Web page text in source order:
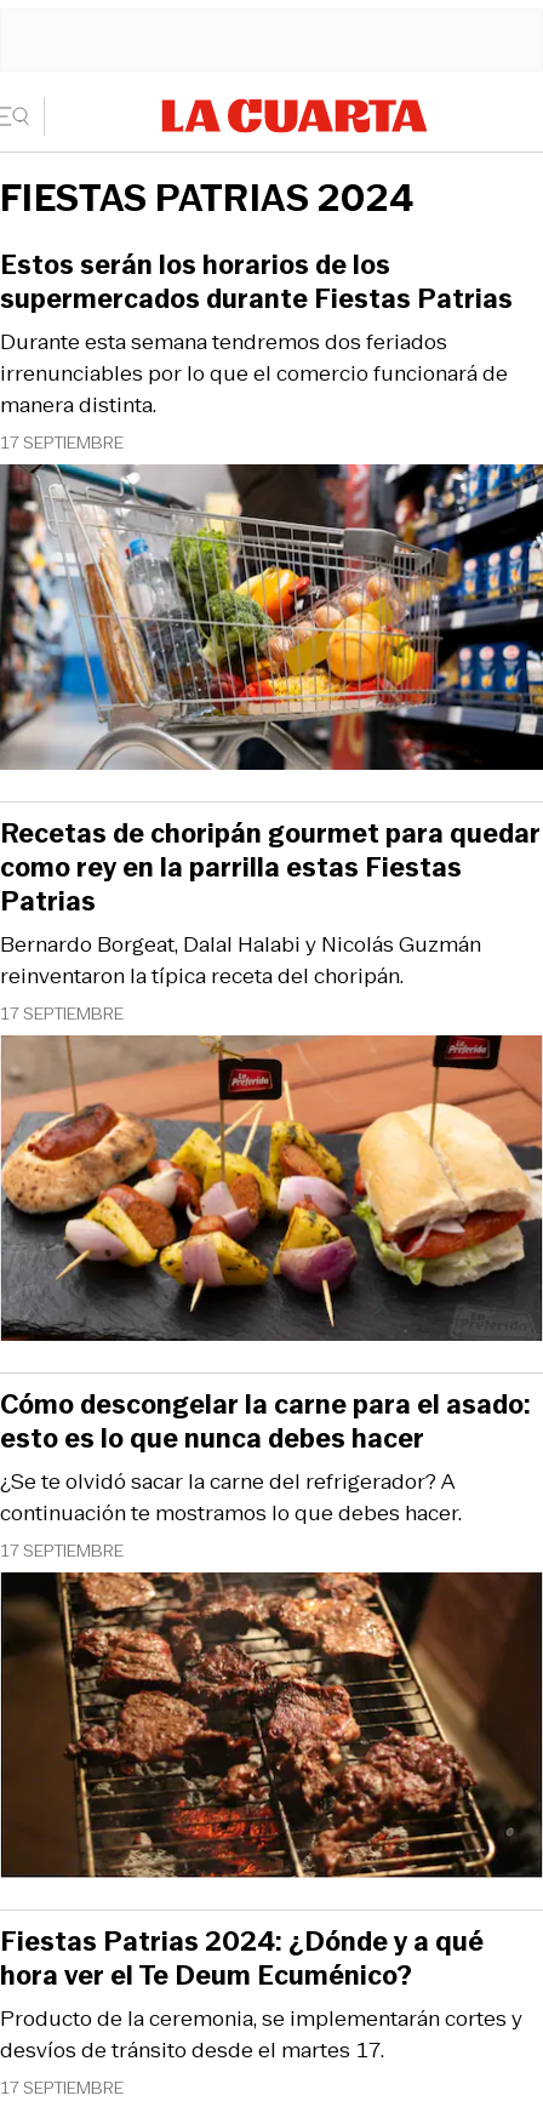
FIESTAS PATRIAS 2024
17 SEPTIEMBRE
Durante esta semana tendremos dos feriados
irrenunciables por lo que el comercio funcionará de
manera distinta.
Estos serán los horarios de los
supermercados durante Fiestas Patrias
17 SEPTIEMBRE
Bernardo Borgeat, Dalal Halabi y Nicolás Guzmán
reinventaron la típica receta del choripán.
Recetas de choripán gourmet para quedar
como rey en la parrilla estas Fiestas
Patrias
17 SEPTIEMBRE
¿Se te olvidó sacar la carne del refrigerador? A
continuación te mostramos lo que debes hacer.
Cómo descongelar la carne para el asado:
esto es lo que nunca debes hacer
17 SEPTIEMBRE
Producto de la ceremonia, se implementarán cortes y
desvíos de tránsito desde el martes 17.
Fiestas Patrias 2024: ¿Dónde y a qué
hora ver el Te Deum Ecuménico?